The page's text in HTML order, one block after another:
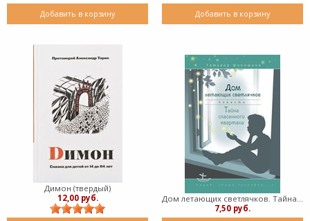
Добавить в корзину
Добавить в корзину
Димон (твердый)
12,00 руб.
7,50 руб.